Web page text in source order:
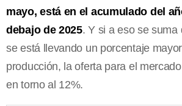
mayo, está en el acumulado del
debajo de 2025. Y si a eso se suma
se está llevando un porcentaje
producción, la oferta para el
en torno al 12%.